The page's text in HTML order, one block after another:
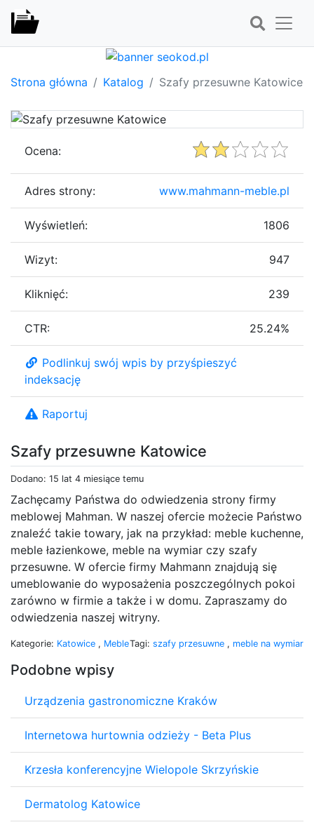
Strona główna Katalog Szafy przesuwne Katowice
Szafy przesuwne Katowice
Dodano: 15 lat 4 miesiące temu
Zachęcamy Państwa do odwiedzenia strony firmy
meblowej Mahman. W naszej ofercie możecie Państwo
znaleźć takie towary, jak na przykład: meble kuchenne,
meble łazienkowe, meble na wymiar czy szafy
przesuwne. W ofercie firmy Mahmann znajdują się
umeblowanie do wyposażenia poszczególnych pokoi
zarówno w firmie a także i w domu. Zapraszamy do
odwiedzenia naszej witryny.
Kategorie: Katowice , MebleTagi: szafy przesuwne , meble na wymiar
Podobne wpisy
Urządzenia gastronomiczne Kraków
Internetowa hurtownia odzieży - Beta Plus
Krzesła konferencyjne Wielopole Skrzyńskie
Dermatolog Katowice
Ocena:
Adres strony: www.mahmann-meble.pl
Wyświetleń: 1806
Wizyt: 947
Kliknięć: 239
CTR: 25.24%
Podlinkuj swój wpis by przyśpieszyć
indeksację
Raportuj